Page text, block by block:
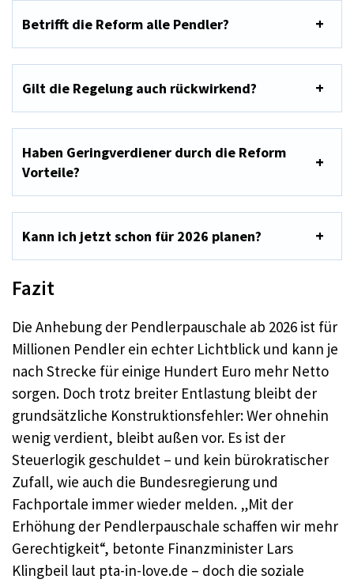
Betrifft die Reform alle Pendler?
Gilt die Regelung auch rückwirkend?
Haben Geringverdiener durch die Reform
Vorteile?
Kann ich jetzt schon für 2026 planen?
Fazit
Die Anhebung der Pendlerpauschale ab 2026 ist für
Millionen Pendler ein echter Lichtblick und kann je
nach Strecke für einige Hundert Euro mehr Netto
sorgen. Doch trotz breiter Entlastung bleibt der
grundsätzliche Konstruktionsfehler: Wer ohnehin
wenig verdient, bleibt außen vor. Es ist der
Steuerlogik geschuldet – und kein bürokratischer
Zufall, wie auch die Bundesregierung und
Fachportale immer wieder melden. „Mit der
Erhöhung der Pendlerpauschale schaffen wir mehr
Gerechtigkeit“, betonte Finanzminister Lars
Klingbeil laut pta-in-love.de – doch die soziale